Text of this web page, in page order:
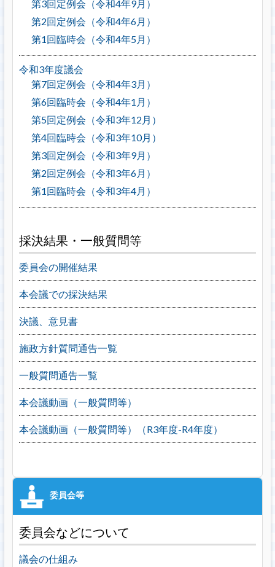
第3回定例会（令和4年9月）
第2回定例会（令和4年6月）
第1回臨時会（令和4年5月）
令和3年度議会
第7回定例会（令和4年3月）
第6回臨時会（令和4年1月）
第5回定例会（令和3年12月）
第4回臨時会（令和3年10月）
第3回定例会（令和3年9月）
第2回定例会（令和3年6月）
第1回臨時会（令和3年4月）
採決結果・一般質問等
委員会の開催結果
本会議での採決結果
決議、意見書
施政方針質問通告一覧
一般質問通告一覧
本会議動画（一般質問等）
本会議動画（一般質問等）（R3年度-R4年度）
委員会などについて
議会の仕組み